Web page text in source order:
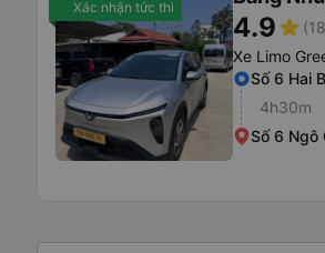
Xác nhận tức thì
4.9star
Xe Limo
Số 6 Hai
4h30m
Số 6 Ngô